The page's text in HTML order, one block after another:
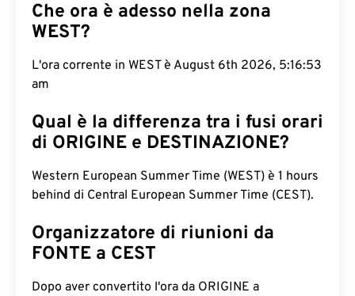
Che ora è adesso nella zona
WEST?
L'ora corrente in WEST è August 6th 2026, 5:16:54
am
Qual è la differenza tra i fusi orari
di ORIGINE e DESTINAZIONE?
Western European Summer Time (WEST) è 1 hours
behind di Central European Summer Time (CEST).
Organizzatore di riunioni da
FONTE a CEST
Dopo aver convertito l'ora da ORIGINE a